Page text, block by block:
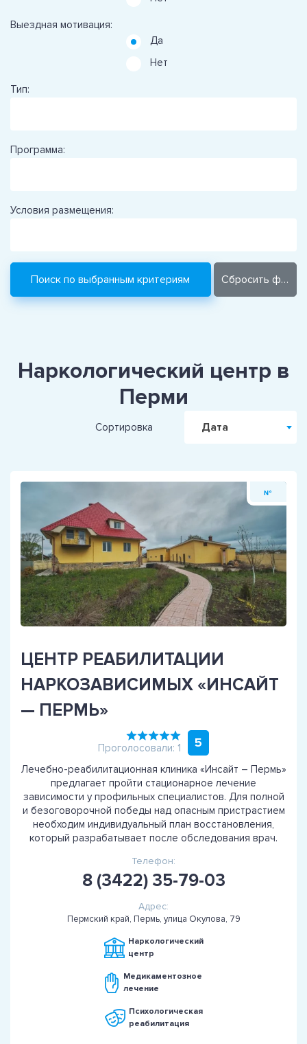
Выездная мотивация:
Да
Нет
Тип:
Программа:
Условия размещения:
Наркологический центр в
Перми
Сортировка Дата
№
ЦЕНТР РЕАБИЛИТАЦИИ
НАРКОЗАВИСИМЫХ «ИНСАЙТ
— ПЕРМЬ»
Проголосовали: 1 5
Лечебно-реабилитационная клиника «Инсайт – Пермь»
предлагает пройти стационарное лечение
зависимости у профильных специалистов. Для полной
и безоговорочной победы над опасным пристрастием
необходим индивидуальный план восстановления,
который разрабатывает после обследования врач.
Телефон:
8 (3422) 35-79-03
Адрес:
Пермский край, Пермь, улица Окулова, 79
Наркологический
центр
Медикаментозное
лечение
Психологическая
реабилитация